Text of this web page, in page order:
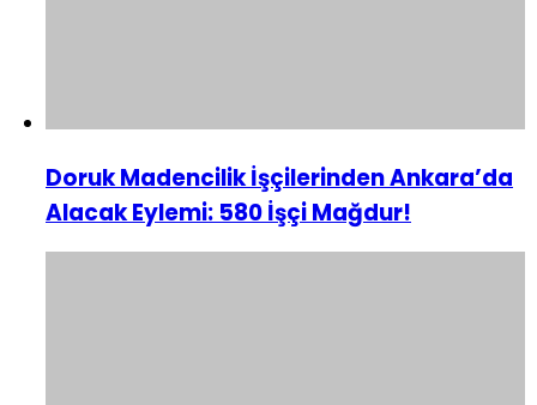
Doruk Madencilik İşçilerinden Ankara’da
Alacak Eylemi: 580 İşçi Mağdur!